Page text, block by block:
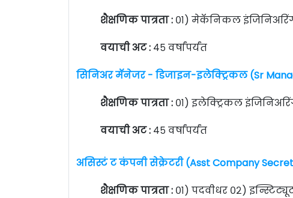
शैक्षणिक पात्रता : ०१) मेकॅनिकल
वयाची अट : ४५ वर्षांपर्यंत
सिनिअर मॅनेजर - डिजाइन-इलेक्ट्रिकल (Sr
शैक्षणिक पात्रता : ०१) इलेक्ट्रिकल
वयाची अट : ४५ वर्षांपर्यंत
असिस्टं ट कंपनी सेक्रेटरी (Asst Company
शैक्षणिक पात्रता : ०१) पदवीधर ०२)